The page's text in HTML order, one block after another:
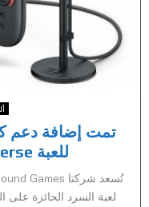
للعبة Goodnight Universe™!